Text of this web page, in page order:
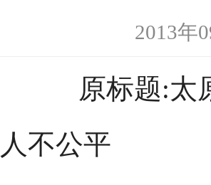
2013年
原标题:太原
人不公平